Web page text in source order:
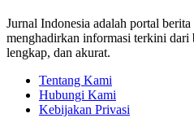
Jurnal Indonesia adalah portal
menghadirkan informasi terkini dari
lengkap, dan akurat.
Tentang Kami
Hubungi Kami
Kebijakan Privasi